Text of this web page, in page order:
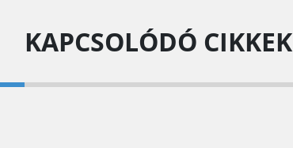
KAPCSOLÓDÓ CIKKEK